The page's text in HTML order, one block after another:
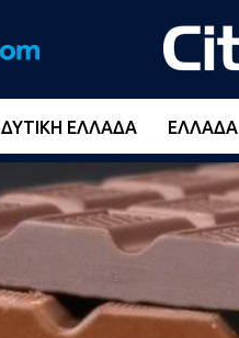
ΔΥΤΙΚΉ ΕΛΛΆΔΑ ΕΛΛΆΔΑ